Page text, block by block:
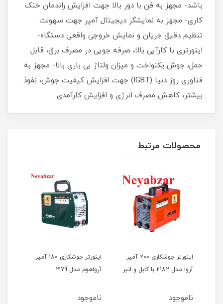
باشد- مجهز به فن با دور بالا جهت افزایش راندمان خنک
کاری- مجهز به نمایشگر دیجیتال آمپر جهت سهولت
تنظیم دقیق جریان و نمایش خروجی واقعی دستگاه-
اینورتری با کارآیی بالا، صرفه جویی در مصرف برق، قابل
حمل، جوش یکنواخت و میزان ولتاژ بی باری بالا- مجهز به
فناوری روز دنیا (IGBT) جهت افزایش کیفیت جوش، نفوذ
بیشتر، کاهش مصرف انرژی و افزایش کارآمدی
محصولات مرتبط
اینورتر جوشکاری 200 آمپر
آروا مدل 2182 با کابل و انبر
ناموجود
اینورتر جوشکاری 18۰ آمپر
آرواهوم مدل ۲۱79
ناموجود